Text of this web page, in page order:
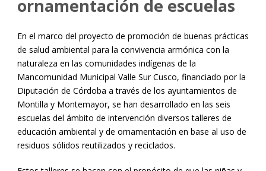
ornamentación de escuelas
En el marco del proyecto de promoción de buenas prácticas
de salud ambiental para la convivencia armónica con la
naturaleza en las comunidades indígenas de la
Mancomunidad Municipal Valle Sur Cusco, financiado por la
Diputación de Córdoba a través de los ayuntamientos de
Montilla y Montemayor, se han desarrollado en las seis
escuelas del ámbito de intervención diversos talleres de
educación ambiental y de ornamentación en base al uso de
residuos sólidos reutilizados y reciclados.